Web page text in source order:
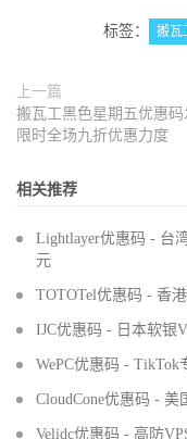
标签： 搬瓦
上一篇
搬瓦工黑色星期五优惠码
限时全场九折优惠力度
相关推荐
Lightlayer优惠码 - 台
元
TOTOTel优惠码 - 香
IJC优惠码 - 日本软银
WePC优惠码 -
CloudCone优惠码 -
Velidc优惠码 - 高防